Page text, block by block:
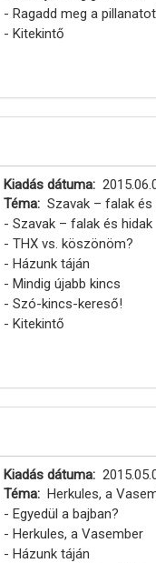
- Ragadd meg a
- Kitekintő
Kiadás dátuma
Téma
Szavak – falak és
- Szavak – falak és hidak
- THX vs. köszönöm?
- Házunk táján
- Mindig újabb kincs
- Szó-kincs-kereső!
- Kitekintő
Kiadás dátuma
Téma
Herkules, a
- Egyedül a bajban?
- Herkules, a Vasember
- Házunk táján